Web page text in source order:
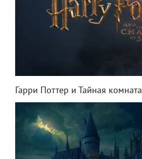
Гарри Поттер и Тайная комната